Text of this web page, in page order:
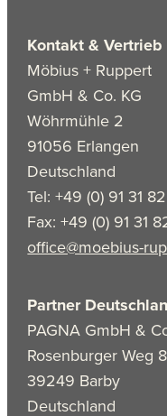
Kontakt & Vertrieb
Möbius + Ruppert
GmbH & Co. KG
Wöhrmühle 2
91056 Erlangen
Deutschland
Tel: +49 (0) 91 31
Fax: +49 (0) 91 31
office@moebius-
Partner
PAGNA GmbH &
Rosenburger Weg
39249 Barby
Deutschland